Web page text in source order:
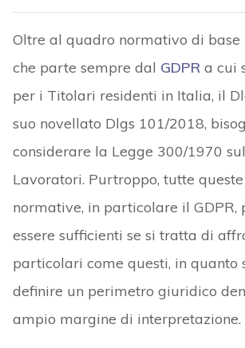
Oltre al quadro normativo di base
che parte sempre dal GDPRa cui
per i Titolari residenti in Italia, il
suo novellato Dlgs 101/2018,
considerare la Legge 300/1970
Lavoratori. Purtroppo, tutte
normative, in particolare il GDPR,
essere sufficienti se si tratta di
particolari come questi, in quanto
definire un perimetro giuridico
ampio margine di interpretazione.